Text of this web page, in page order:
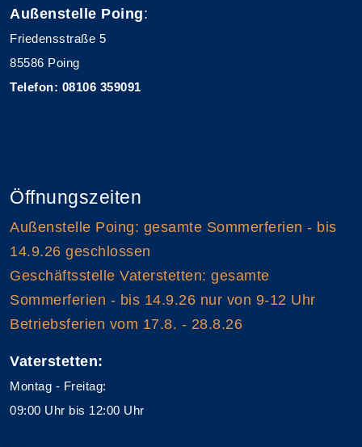
Außenstelle Poing:
Friedensstraße 5
85586 Poing
Telefon: 08106 359091
Öffnungszeiten
Außenstelle Poing: gesamte Sommerferien - bis
14.9.26 geschlossen
Geschäftsstelle Vaterstetten: gesamte
Sommerferien - bis 14.9.26 nur von 9-12 Uhr
Betriebsferien vom 17.8. - 28.8.26
Vaterstetten:
Montag - Freitag:
09:00 Uhr bis 12:00 Uhr